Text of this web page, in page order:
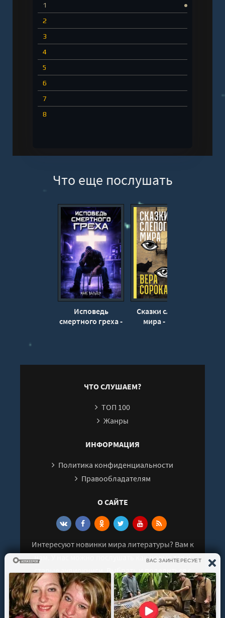
1
2
3
4
5
6
7
8
Что еще послушать
Исповедь
смертного греха -
Сказки слепого
мира - Вера
ЧТО СЛУШАЕМ?
ТОП 100
Жанры
ИНФОРМАЦИЯ
Политика конфиденциальности
Правообладателям
О САЙТЕ
Интересуют новинки мира литературы? Вам к
нам. У нас можно послушать как новые так и
старые аудиокниги. Выбрать и поделиться с
друзьями лучшими аудиокнигами!